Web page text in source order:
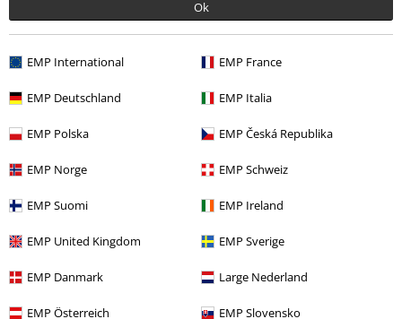
Ok
EMP International EMP France
EMP Deutschland EMP Italia
EMP Polska EMP Česká Republika
EMP Norge EMP Schweiz
EMP Suomi EMP Ireland
EMP United Kingdom EMP Sverige
EMP Danmark Large Nederland
EMP Österreich EMP Slovensko
More categories. More options.
Merch kapel Média
Merch kapel Žánr
Výprodej % Média
Merch kapel Feuerschwanz
Získejte 20% slevový poukaz, když se přihlásíte